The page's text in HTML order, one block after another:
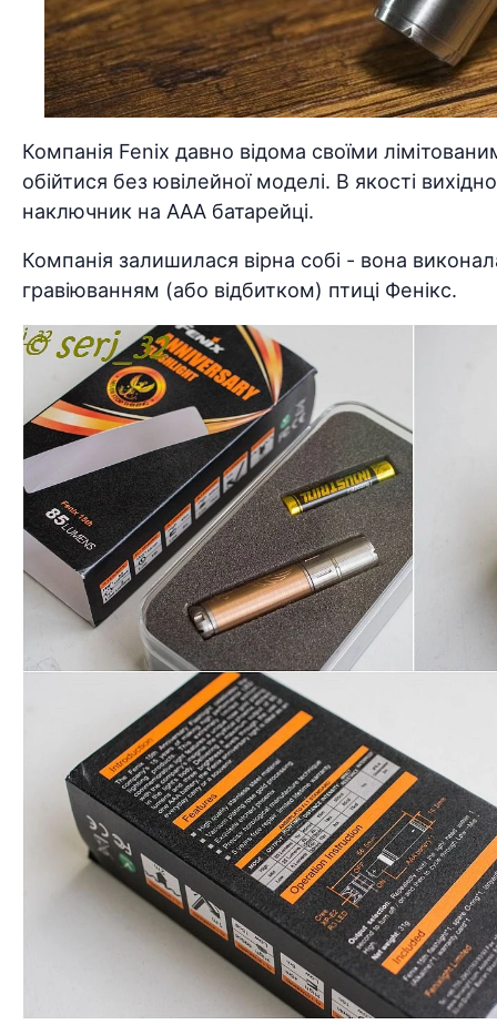
Компанія Fenix давно відома своїми
обійтися без ювілейної моделі. В якості
наключник на ААА батарейці.
Компанія залишилася вірна собі - вона
гравіюванням (або відбитком) птиці Фенікс.